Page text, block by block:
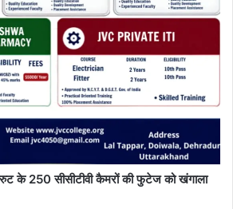
के 250 सीसीटीवी कैमरों की फुटेज को खंगाला